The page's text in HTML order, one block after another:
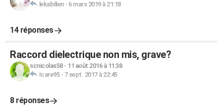
lekabilien- 6 mars 2019 à 21:18
14 réponses
Raccord dielectrique non mis, grave?
scnicolas58- 11 août 2016 à 11:38
Icare95- 7 sept. 2017 à 22:45
8 réponses